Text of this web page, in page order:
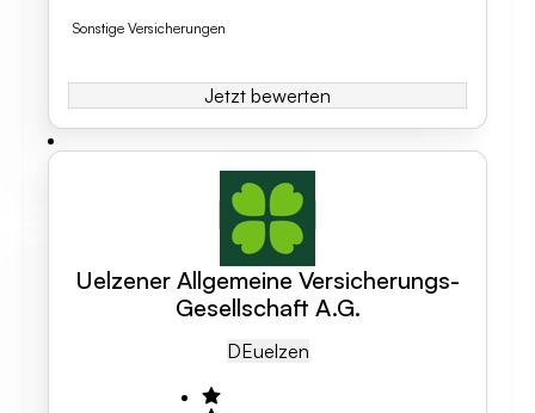
Sonstige Versicherungen
Jetzt bewerten
Uelzener Allgemeine Versicherungs-
Gesellschaft A.G.
DEUelzen